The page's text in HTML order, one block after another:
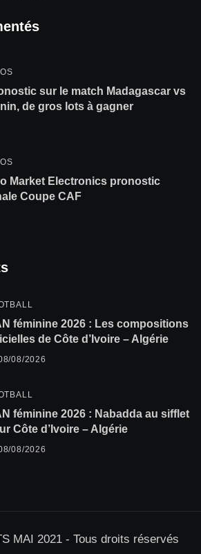
sur le match Madagascar vs
de gros lots à gagner
Market Electronics pronostic
Coupe CAF
féminine 2026 : Les compositions
de Côte d’Ivoire – Algérie
08/2026
féminine 2026 : Nabadda au sifflet
Côte d’Ivoire – Algérie
08/2026
MAI 2021 - Tous droits réservés